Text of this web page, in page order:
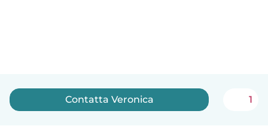
Contatta Veronica 1